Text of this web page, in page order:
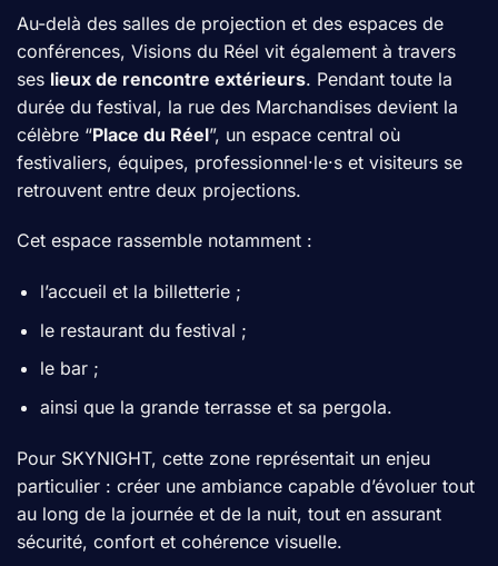
Au-delà des salles de projection et des espaces de
conférences, Visions du Réel vit également à travers
ses lieux de rencontre extérieurs. Pendant toute la
durée du festival, la rue des Marchandises devient la
célèbre “Place du Réel”, un espace central où
festivaliers, équipes, professionnel·le·s et visiteurs se
retrouvent entre deux projections.
Cet espace rassemble notamment :
l’accueil et la billetterie ;
le restaurant du festival ;
le bar ;
ainsi que la grande terrasse et sa pergola.
Pour SKYNIGHT, cette zone représentait un enjeu
particulier : créer une ambiance capable d’évoluer tout
au long de la journée et de la nuit, tout en assurant
sécurité, confort et cohérence visuelle.